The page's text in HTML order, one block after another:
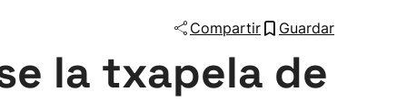
Compartir Guardar
la txapela de